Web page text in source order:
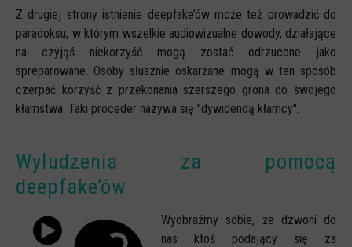
Z drugiej strony istnienie deepfake’ów może też prowadzić do
paradoksu, w którym wszelkie audiowizualne dowody, działające
na czyjąś niekorzyść mogą zostać odrzucone jako
spreparowane. Osoby słusznie oskarżane mogą w ten sposób
czerpać korzyść z przekonania szerszego grona do swojego
kłamstwa. Taki proceder nazywa się "dywidendą kłamcy".
Wyłudzenia za pomocą
deepfake’ów
Wyobraźmy sobie, że dzwoni do
nas ktoś podający się za